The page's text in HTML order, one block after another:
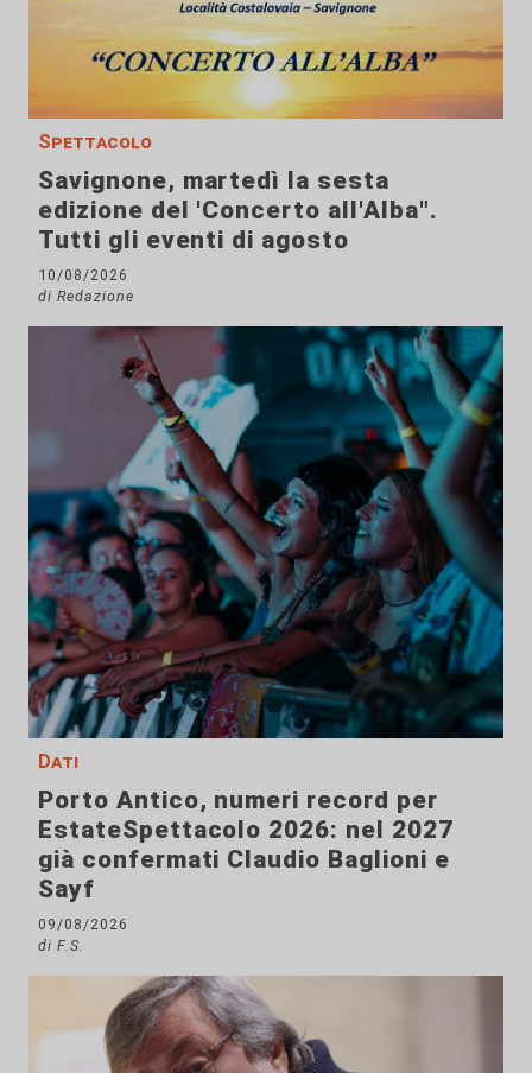
Spettacolo
Savignone, martedì la sesta
edizione del 'Concerto all'Alba".
Tutti gli eventi di agosto
10/08/2026
di Redazione
Dati
Porto Antico, numeri record per
EstateSpettacolo 2026: nel 2027
già confermati Claudio Baglioni e
Sayf
09/08/2026
di F.S.